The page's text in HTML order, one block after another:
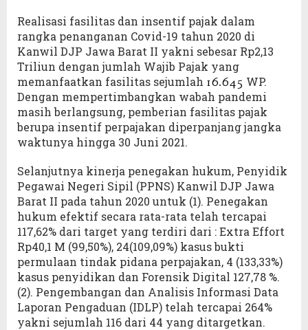
Realisasi fasilitas dan insentif pajak dalam
rangka penanganan Covid-19 tahun 2020 di
Kanwil DJP Jawa Barat II yakni sebesar Rp2,13
Triliun dengan jumlah Wajib Pajak yang
memanfaatkan fasilitas sejumlah 16.645 WP.
Dengan mempertimbangkan wabah pandemi
masih berlangsung, pemberian fasilitas pajak
berupa insentif perpajakan diperpanjang jangka
waktunya hingga 30 Juni 2021.
Selanjutnya kinerja penegakan hukum, Penyidik
Pegawai Negeri Sipil (PPNS) Kanwil DJP Jawa
Barat II pada tahun 2020 untuk (1). Penegakan
hukum efektif secara rata-rata telah tercapai
117,62% dari target yang terdiri dari : Extra Effort
Rp40,1 M (99,50%), 24(109,09%) kasus bukti
permulaan tindak pidana perpajakan, 4 (133,33%)
kasus penyidikan dan Forensik Digital 127,78 %.
(2). Pengembangan dan Analisis Informasi Data
Laporan Pengaduan (IDLP) telah tercapai 264%
yakni sejumlah 116 dari 44 yang ditargetkan.